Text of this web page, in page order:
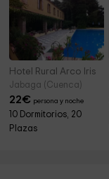
Hotel Rural Arco Iris
Jabaga (Cuenca)
22€ persona y noche
10 Dormitorios, 20
Plazas